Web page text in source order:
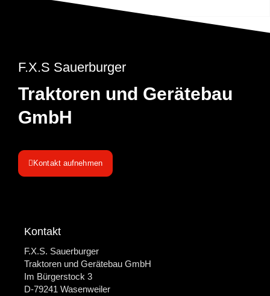
F.X.S Sauerburger
Traktoren und Gerätebau
GmbH
Kontakt aufnehmen
Kontakt
F.X.S. Sauerburger
Traktoren und Gerätebau GmbH
Im Bürgerstock 3
D-79241 Wasenweiler